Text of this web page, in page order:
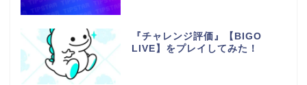
『チャレンジ評価』【BIGO
LIVE】をプレイしてみた！